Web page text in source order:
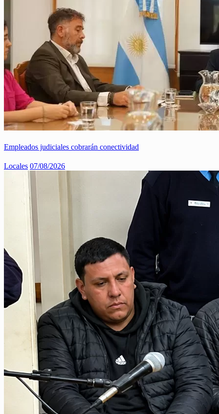
Empleados judiciales cobrarán conectividad
Locales 07/08/2026